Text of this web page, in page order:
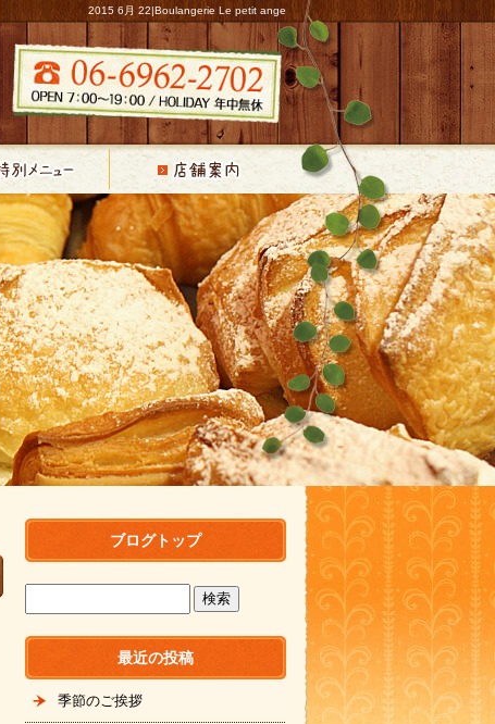
2015 6月 22|Boulangerie Le petit ange
ブログトップ
最近の投稿
季節のご挨拶